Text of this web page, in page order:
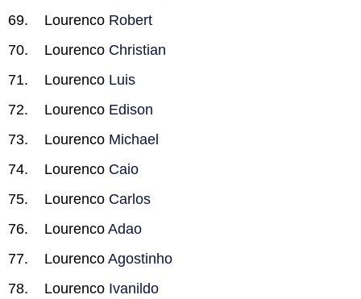
Lourenco Robert
Lourenco Christian
Lourenco Luis
Lourenco Edison
Lourenco Michael
Lourenco Caio
Lourenco Carlos
Lourenco Adao
Lourenco Agostinho
Lourenco Ivanildo